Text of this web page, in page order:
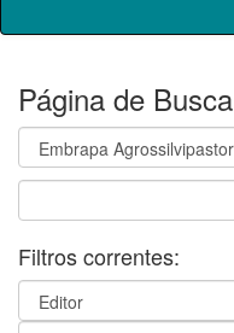
Página de Busca
Filtros correntes: